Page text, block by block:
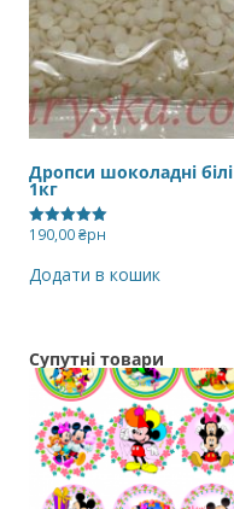
Дропси шоколадні білі
1кг
Оцінено в
190,00₴рн
Додати в кошик
Супутні товари